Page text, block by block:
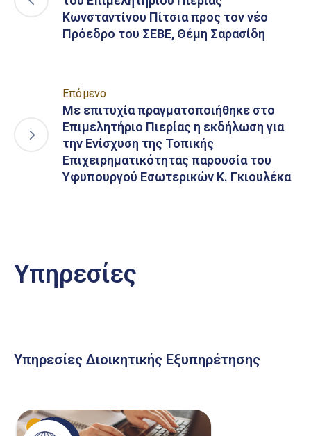
Κωνσταντίνου Πίτσια προς τον νέο
Πρόεδρο του ΣΕΒΕ, Θέμη Σαρασίδη
Επόμενο
Με επιτυχία πραγματοποιήθηκε στο
Επιμελητήριο Πιερίας η εκδήλωση για
την Ενίσχυση της Τοπικής
Επιχειρηματικότητας παρουσία του
Υφυπουργού Εσωτερικών Κ. Γκιουλέκα
Υπηρεσίες
Υπηρεσίες Διοικητικής Εξυπηρέτησης